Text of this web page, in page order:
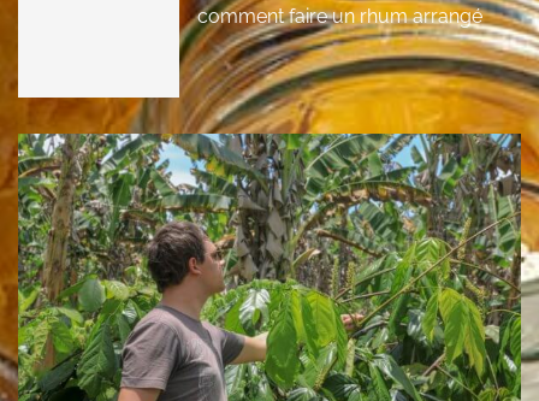
comment faire un rhum arrangé